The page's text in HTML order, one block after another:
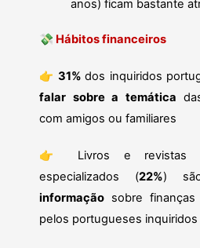
anos) ficam bastante
💸 Hábitos financeiros
👉31%dos inquiridos
falar sobre a temática
com amigos ou familiares
👉 Livros e revistas
especializados (22%)
informação sobre finanças
pelos portugueses inquiridos